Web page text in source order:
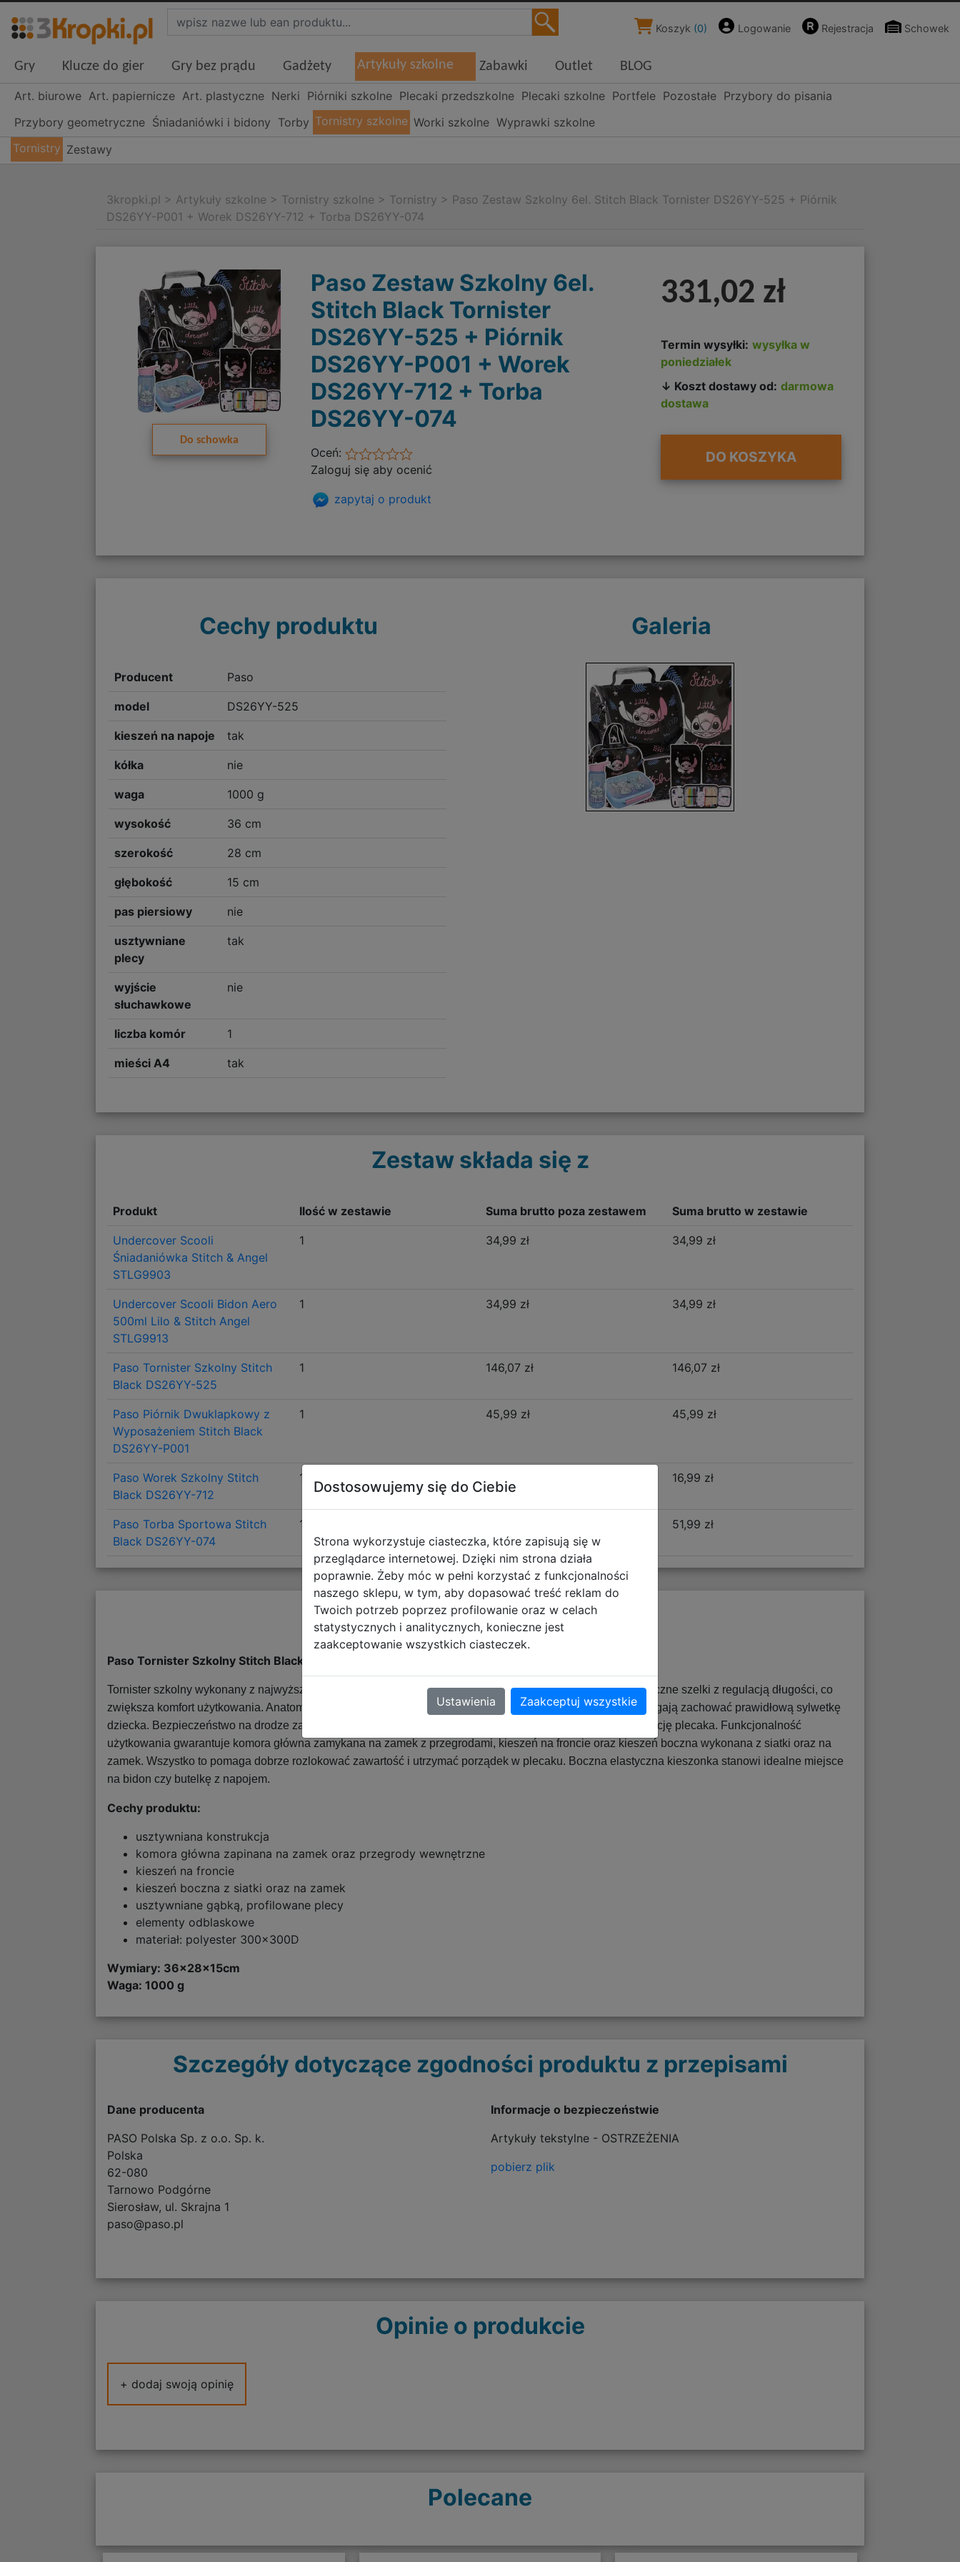
Koszyk (0) Logowanie Rejestracja Schowek
Gry Klucze do gier Gry bez prądu Gadżety Artykuły szkolne Zabawki Outlet BLOG
Art. biurowe Art. papiernicze Art. plastyczne Nerki Piórniki szkolne Plecaki przedszkolne Plecaki szkolne Portfele Pozostałe Przybory do pisania
Przybory geometryczne Śniadaniówki i bidony Torby Tornistry szkolne Worki szkolne Wyprawki szkolne
Tornistry Zestawy
3kropki.pl > Artykuły szkolne > Tornistry szkolne > Tornistry > Paso Zestaw Szkolny 6el. Stitch Black Tornister DS26YY-525 + Piórnik
DS26YY-P001 + Worek DS26YY-712 + Torba DS26YY-074
Do schowka
Paso Zestaw Szkolny 6el.
Stitch Black Tornister
DS26YY-525 + Piórnik
DS26YY-P001 + Worek
DS26YY-712 + Torba
DS26YY-074
Oceń:
Zaloguj się aby ocenić
zapytaj o produkt
331,02 zł
Termin wysyłki: wysyłka w
poniedziałek
↓ Koszt dostawy od: darmowa
dostawa
DO KOSZYKA
Cechy produktu
Producent Paso
model DS26YY-525
kieszeń na napoje tak
kółka nie
waga 1000 g
wysokość 36 cm
szerokość 28 cm
głębokość 15 cm
pas piersiowy nie
usztywniane
plecy
tak
wyjście
słuchawkowe
nie
liczba komór 1
mieści A4 tak
Galeria
Zestaw składa się z
Produkt Ilość w zestawie Suma brutto poza zestawem Suma brutto w zestawie
Undercover Scooli
Śniadaniówka Stitch & Angel
STLG9903
1 34,99 zł 34,99 zł
Undercover Scooli Bidon Aero
500ml Lilo & Stitch Angel
STLG9913
1 34,99 zł 34,99 zł
Paso Tornister Szkolny Stitch
Black DS26YY-525
1 146,07 zł 146,07 zł
Paso Piórnik Dwuklapkowy z
Wyposażeniem Stitch Black
DS26YY-P001
1 45,99 zł 45,99 zł
Paso Worek Szkolny Stitch
Black DS26YY-712
1 16,99 zł 16,99 zł
Paso Torba Sportowa Stitch
Black DS26YY-074
1 51,99 zł
Opis produktu
Paso Tornister Szkolny Stitch Black DS26YY-525
Tornister szkolny wykonany z najwyższej jakości materiałów. Jest lekki, posiada miękkie, szerokie, ergonomiczne szelki z regulacją długości, co
zwiększa komfort użytkowania. Anatomicznie wyprofilowane i usztywnione panelami gąbkowymi plecy pomagają zachować prawidłową sylwetkę
dziecka. Bezpieczeństwo na drodze zapewniają liczne elementy odblaskowe, które stanowią również dekorację plecaka. Funkcjonalność
użytkowania gwarantuje komora główna zamykana na zamek z przegrodami, kieszeń na froncie oraz kieszeń boczna wykonana z siatki oraz na
zamek. Wszystko to pomaga dobrze rozlokować zawartość i utrzymać porządek w plecaku. Boczna elastyczna kieszonka stanowi idealne miejsce
na bidon czy butelkę z napojem.
Cechy produktu:
usztywniana konstrukcja
komora główna zapinana na zamek oraz przegrody wewnętrzne
kieszeń na froncie
kieszeń boczna z siatki oraz na zamek
usztywniane gąbką, profilowane plecy
elementy odblaskowe
materiał: polyester 300x300D
Wymiary: 36x28x15cm
Waga: 1000 g
Szczegóły dotyczące zgodności produktu z przepisami
Dane producenta
PASO Polska Sp. z o.o. Sp. k.
Polska
62-080
Tarnowo Podgórne
Sierosław, ul. Skrajna 1
paso@paso.pl
Informacje o bezpieczeństwie
Artykuły tekstylne - OSTRZEŻENIA
pobierz plik
Opinie o produkcie
+ dodaj swoją opinię
Polecane
Dostosowujemy się do Ciebie
Strona wykorzystuje ciasteczka, które zapisują się w
przeglądarce internetowej. Dzięki nim strona działa
poprawnie. Żeby móc w pełni korzystać z funkcjonalności
naszego sklepu, w tym, aby dopasować treść reklam do
Twoich potrzeb poprzez profilowanie oraz w celach
statystycznych i analitycznych, konieczne jest
zaakceptowanie wszystkich ciasteczek.
Ustawienia Zaakceptuj wszystkie